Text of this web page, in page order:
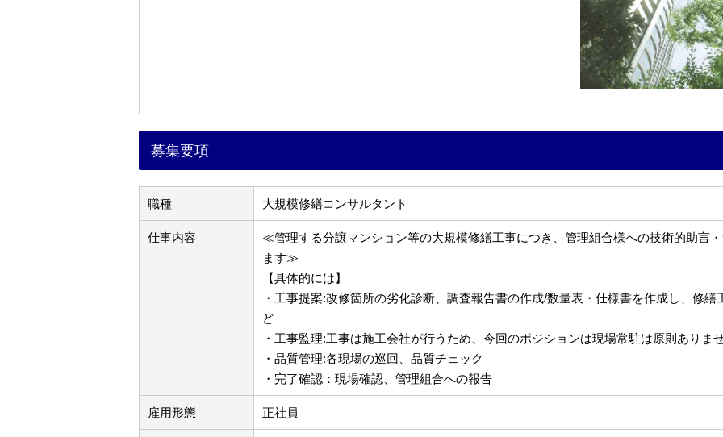
募集要項
職種 大規模修繕コンサルタント
仕事内容
≪管理する分譲マンション等の大規模修繕工事につき、管理組合様への技術的助言
ます≫
【具体的には】
・工事提案:改修箇所の劣化診断、調査報告書の作成/数量表・仕様書を作成し、修
ど
・工事監理:工事は施工会社が行うため、今回のポジションは現場常駐は原則ありま
・品質管理:各現場の巡回、品質チェック
・完了確認：現場確認、管理組合への報告
雇用形態 正社員